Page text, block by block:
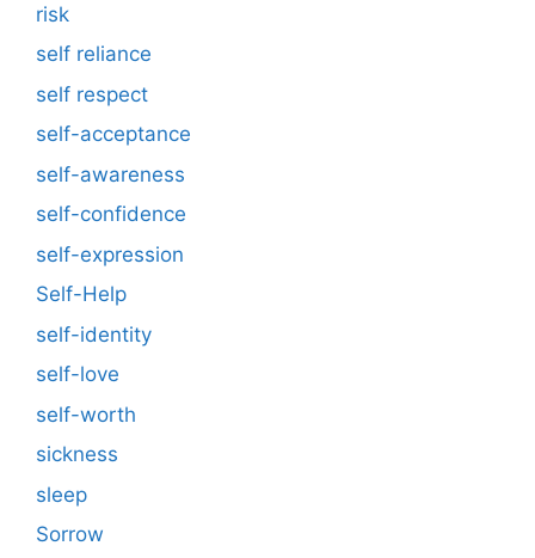
risk
self reliance
self respect
self-acceptance
self-awareness
self-confidence
self-expression
Self-Help
self-identity
self-love
self-worth
sickness
sleep
Sorrow